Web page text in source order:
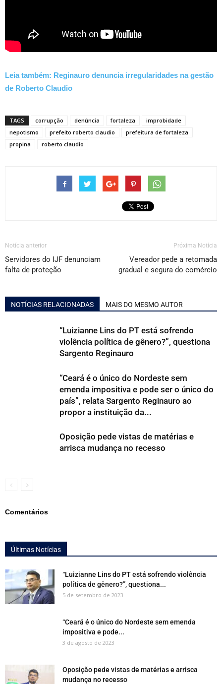
Leia também: Reginauro denuncia irregularidades na gestão
de Roberto Claudio
TAGS corrupção denúncia fortaleza
improbidade
nepotismo
prefeito roberto claudio
prefeitura de fortaleza
propina
roberto claudio
Notícia anterior
Servidores do IJF denunciam
falta de proteção
Próxima Notícia
Vereador pede a retomada
gradual e segura do comércio
NOTÍCIAS RELACIONADAS MAIS DO MESMO AUTOR
“Luizianne Lins do PT está sofrendo
violência política de gênero?”, questiona
Sargento Reginauro
“Ceará é o único do Nordeste sem
emenda impositiva e pode ser o único do
país”, relata Sargento Reginauro ao
propor a instituição da...
Oposição pede vistas de matérias e
arrisca mudança no recesso
Comentários
Últimas Notícias
“Luizianne Lins do PT está sofrendo violência
política de gênero?”, questiona...
5 de setembro de 2023
“Ceará é o único do Nordeste sem emenda
impositiva e pode...
3 de agosto de 2023
Oposição pede vistas de matérias e arrisca
mudança no recesso